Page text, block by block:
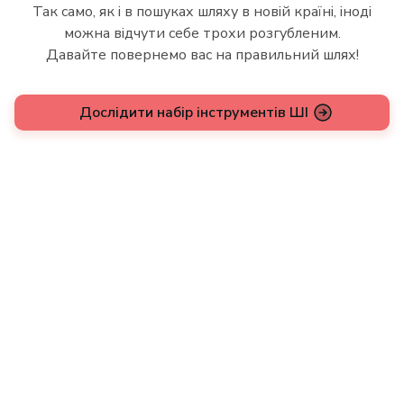
Так само, як і в пошуках шляху в новій країні, іноді
можна відчути себе трохи розгубленим.
Давайте повернемо вас на правильний шлях!
Дослідити набір інструментів ШІ